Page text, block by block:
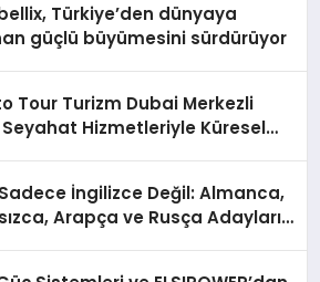
Türkiye’den dünyaya
güçlü büyümesini sürdürüyor
Tour Turizm Dubai Merkezli
Seyahat Hizmetleriyle Küresel
İngilizce Değil: Almanca,
Arapça ve Rusça Adayları